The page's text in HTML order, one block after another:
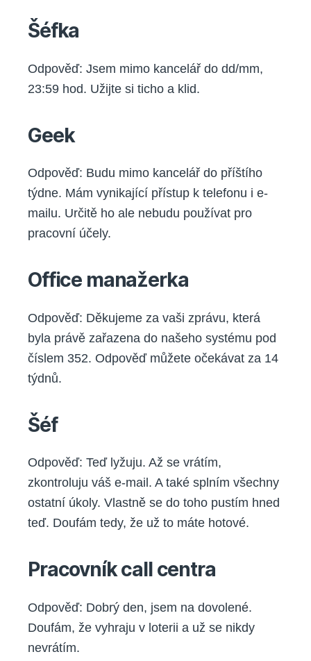
Šéfka
Odpověď: Jsem mimo kancelář do dd/mm,
23:59 hod. Užijte si ticho a klid.
Geek
Odpověď: Budu mimo kancelář do příštího
týdne. Mám vynikající přístup k telefonu i e-
mailu. Určitě ho ale nebudu používat pro
pracovní účely.
Office manažerka
Odpověď: Děkujeme za vaši zprávu, která
byla právě zařazena do našeho systému pod
číslem 352. Odpověď můžete očekávat za 14
týdnů.
Šéf
Odpověď: Teď lyžuju. Až se vrátím,
zkontroluju váš e-mail. A také splním všechny
ostatní úkoly. Vlastně se do toho pustím hned
teď. Doufám tedy, že už to máte hotové.
Pracovník call centra
Odpověď: Dobrý den, jsem na dovolené.
Doufám, že vyhraju v loterii a už se nikdy
nevrátím.